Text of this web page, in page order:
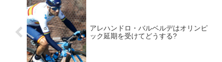
アレハンドロ・バルベルデはオリンピ
ック延期を受けてどうする?